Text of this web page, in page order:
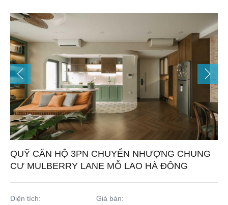
QUỸ CĂN HỘ 3PN CHUYỂN NHƯỢNG CHUNG
CƯ MULBERRY LANE MỖ LAO HÀ ĐÔNG
Diện tích: Giá bán: